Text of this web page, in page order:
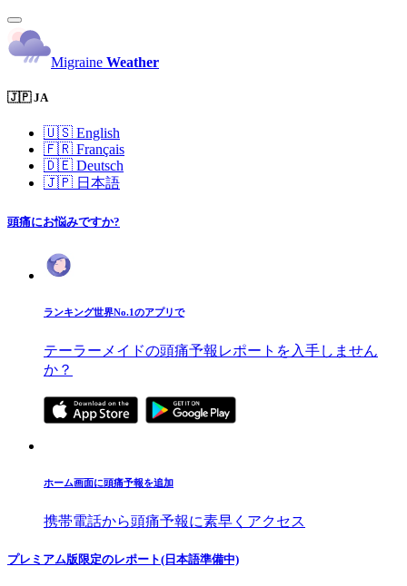
Migraine Weather
🇯🇵 JA
🇺🇸 English
🇫🇷 Français
🇩🇪 Deutsch
🇯🇵 日本語
頭痛にお悩みですか?
ランキング世界No.1のアプリで
テーラーメイドの頭痛予報レポートを入手しません
か？
ホーム画面に頭痛予報を追加
携帯電話から頭痛予報に素早くアクセス
プレミアム版限定のレポート(日本語準備中)